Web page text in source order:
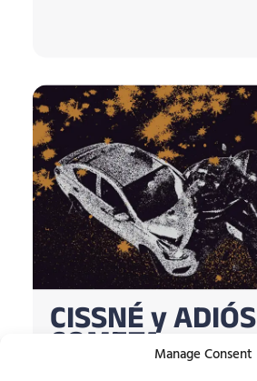
Manage Consent
CISSNÉ y ADIÓS
COMETA